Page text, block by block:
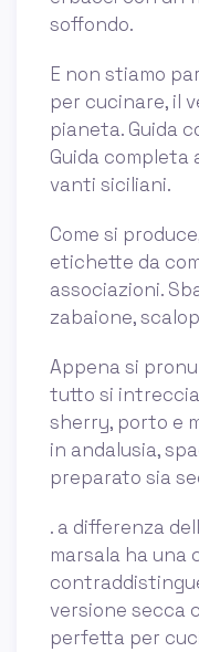
soffondo.
E non stiamo
per cucinare, il
pianeta. Guida
Guida completa
vanti siciliani.
Come si
etichette da
associazioni.
zabaione,
Appena si
tutto si
sherry, porto e
in andalusia,
preparato sia
. a differenza
marsala ha una
versione secca
perfetta per